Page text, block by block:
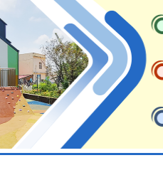
度第2次代理